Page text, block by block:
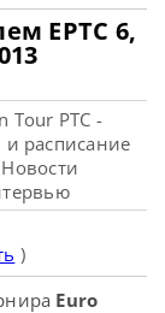
EPTC 6,
Tour PTC -
и расписание
Новости
)
Euro